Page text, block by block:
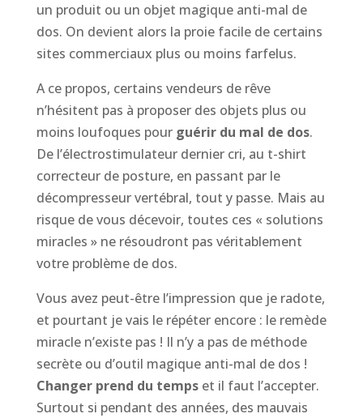
un produit ou un objet magique anti-mal de
dos. On devient alors la proie facile de certains
sites commerciaux plus ou moins farfelus.
A ce propos, certains vendeurs de rêve
n’hésitent pas à proposer des objets plus ou
moins loufoques pour guérir du mal de dos.
De l’électrostimulateur dernier cri, au t-shirt
correcteur de posture, en passant par le
décompresseur vertébral, tout y passe. Mais au
risque de vous décevoir, toutes ces « solutions
miracles » ne résoudront pas véritablement
votre problème de dos.
Vous avez peut-être l’impression que je radote,
et pourtant je vais le répéter encore : le remède
miracle n’existe pas ! Il n’y a pas de méthode
secrète ou d’outil magique anti-mal de dos !
Changer prend du tempset il faut l’accepter.
Surtout si pendant des années, des mauvais